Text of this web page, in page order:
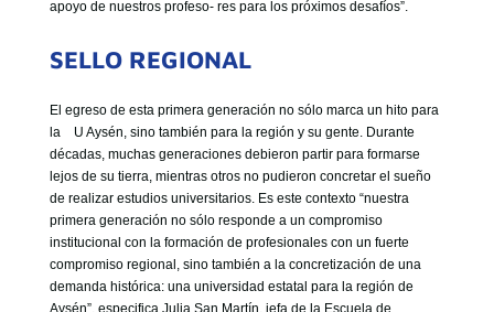
apoyo de nuestros profeso- res para los próximos desafíos”.
SELLO REGIONAL
El egreso de esta primera generación no sólo marca un hito para
la U Aysén, sino también para la región y su gente. Durante
décadas, muchas generaciones debieron partir para formarse
lejos de su tierra, mientras otros no pudieron concretar el sueño
de realizar estudios universitarios. Es este contexto “nuestra
primera generación no sólo responde a un compromiso
institucional con la formación de profesionales con un fuerte
compromiso regional, sino también a la concretización de una
demanda histórica: una universidad estatal para la región de
Aysén”, especifica Julia San Martín, jefa de la Escuela de